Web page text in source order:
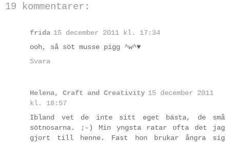
19 kommentarer:
frida 15 december 2011 kl. 17:34
ooh, så söt musse pigg ^w^♥
Svara
Helena, Craft and Creativity 15 december 2011
kl. 18:57
Ibland vet de inte sitt eget bästa, de små
sötnosarna. ;-) Min yngsta ratar ofta det jag
gjort till henne. Fast hon brukar ångra sig